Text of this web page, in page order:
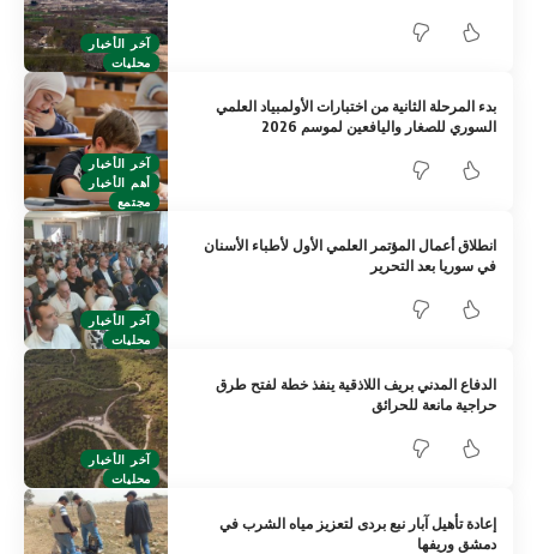
آخر الأخبار
محليات
آخر الأخبار
أهم الأخبار
مجتمع
بدء المرحلة الثانية من اختبارات الأولمبياد العلمي
السوري للصغار واليافعين لموسم 2026
آخر الأخبار
محليات
انطلاق أعمال المؤتمر العلمي الأول لأطباء الأسنان
في سوريا بعد التحرير
آخر الأخبار
محليات
الدفاع المدني بريف اللاذقية ينفذ خطة لفتح طرق
حراجية مانعة للحرائق
إعادة تأهيل آبار نبع بردى لتعزيز مياه الشرب في
دمشق وريفها